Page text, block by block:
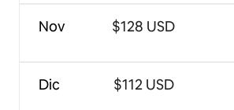
Nov
Dic
$128 USD
$112 USD